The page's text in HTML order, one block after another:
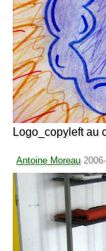
Logo_copyleft au
Antoine Moreau